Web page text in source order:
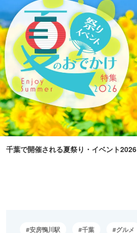
千葉で開催される夏祭り・イベント2026
安房鴨川駅 千葉 グルメ